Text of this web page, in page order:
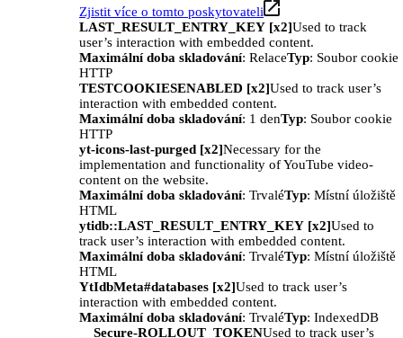
Zjistit více o tomto poskytovateli
LAST_RESULT_ENTRY_KEY [x2]Used to track
user’s interaction with embedded content.
Maximální doba skladování: RelaceTyp: Soubor cookie
HTTP
TESTCOOKIESENABLED [x2]Used to track user’s
interaction with embedded content.
Maximální doba skladování: 1 denTyp: Soubor cookie
HTTP
yt-icons-last-purged [x2]Necessary for the
implementation and functionality of YouTube video-
content on the website.
Maximální doba skladování: TrvaléTyp: Místní úložiště
HTML
ytidb::LAST_RESULT_ENTRY_KEY [x2]Used to
track user’s interaction with embedded content.
Maximální doba skladování: TrvaléTyp: Místní úložiště
HTML
YtIdbMeta#databases [x2]Used to track user’s
interaction with embedded content.
Maximální doba skladování: TrvaléTyp: IndexedDB
__Secure-ROLLOUT_TOKENUsed to track user’s